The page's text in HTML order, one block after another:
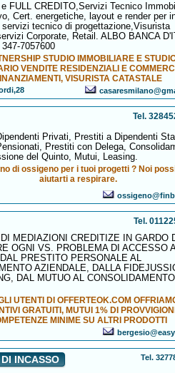
FULL CREDITO,Servizi Tecnico
Cert. energetiche, layout e render per
tecnico di progettazione,Visurista
Corporate, Retail. ALBO BANCA
7057600
STUDIO IMMOBILIARE E
VENDITE RESIDENZIALI E
VISURISTA CATASTALE
Tel.
Privati, Prestiti a Dipendenti
Prestiti con Delega,
del Quinto, Mutui, Leasing.
di ossigeno per i tuoi progetti ? Noi
aiutarti a respirare.
Tel.
MEDIAZIONI CREDITIZE IN GARDO
OGNI VS. PROBLEMA DI ACCESSO
PRESTITO PERSONALE AL
AZIENDALE, DALLA
DAL MUTUO AL CONSOLIDAMENTO
UTENTI DI OFFERTEOK.COM
GRATUITI, MUTUI 1% DI
MINIME SU ALTRI PRODOTTI
INCASSO Tel.